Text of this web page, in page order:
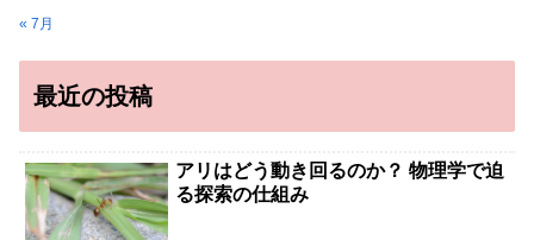
« 7月
最近の投稿
アリはどう動き回るのか？ 物理学で迫
る探索の仕組み